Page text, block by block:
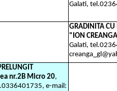
Galati,
GRADINITA
"ION
Galati,
nr.2B Micro 20,
e-mail: